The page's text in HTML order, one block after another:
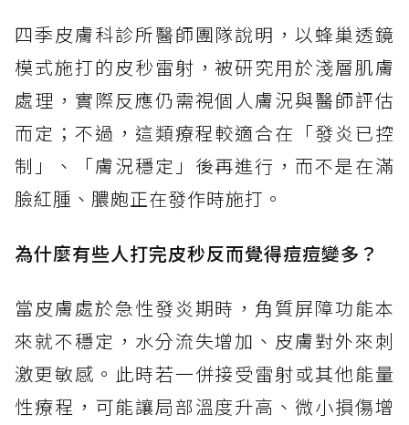
四季皮膚科診所醫師團隊說明，以蜂巢透鏡
模式施打的皮秒雷射，被研究用於淺層肌膚
處理，實際反應仍需視個人膚況與醫師評估
而定；不過，這類療程較適合在「發炎已控
制」、「膚況穩定」後再進行，而不是在滿
臉紅腫、膿皰正在發作時施打。
為什麼有些人打完皮秒反而覺得痘痘變多？
當皮膚處於急性發炎期時，角質屏障功能本
來就不穩定，水分流失增加、皮膚對外來刺
激更敏感。此時若一併接受雷射或其他能量
性療程，可能讓局部溫度升高、微小損傷增